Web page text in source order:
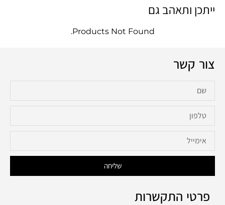
ייתכן ותאהב גם
Products Not Found.
צור קשר
שליחה
פרטי התקשרות